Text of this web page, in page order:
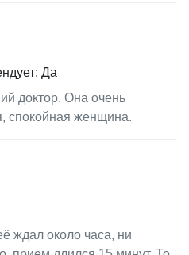
Да
доктор. Она очень
спокойная женщина.
ждал около часа, ни